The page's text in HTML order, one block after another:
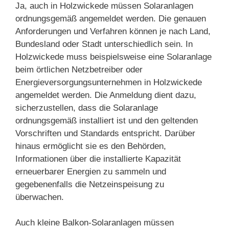
Ja, auch in Holzwickede müssen Solaranlagen
ordnungsgemäß angemeldet werden. Die genauen
Anforderungen und Verfahren können je nach Land,
Bundesland oder Stadt unterschiedlich sein. In
Holzwickede muss beispielsweise eine Solaranlage
beim örtlichen Netzbetreiber oder
Energieversorgungsunternehmen in Holzwickede
angemeldet werden. Die Anmeldung dient dazu,
sicherzustellen, dass die Solaranlage
ordnungsgemäß installiert ist und den geltenden
Vorschriften und Standards entspricht. Darüber
hinaus ermöglicht sie es den Behörden,
Informationen über die installierte Kapazität
erneuerbarer Energien zu sammeln und
gegebenenfalls die Netzeinspeisung zu
überwachen.
Auch kleine Balkon-Solaranlagen müssen